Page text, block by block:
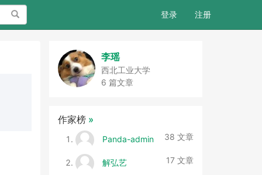
搜索 登录 注册
李瑶
西北工业大学
6 篇文章
作家榜 »
Panda-admin 38 文章
解弘艺 17 文章